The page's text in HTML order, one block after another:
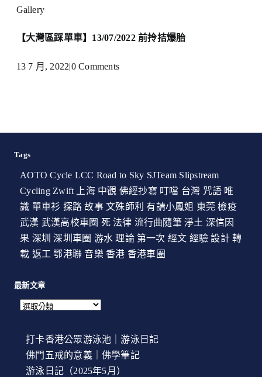
Gallery
【大灣區踩單車】13/07/2022 前拎拮爆胎
13 7 月, 2022|0 Comments
Tags
AOTO Cycle LCC Road to Sky SJTeam Slipstream
Cycling Zwift 上海 中觀 佛經抄寫 叮噹 台灣 咒語 唯
識 單車衫 探路 故事 文殊師利 有請小鳳姐 東莞 檢疫
武漢 武漢高校車圈 死 法律 流行曲隨筆 淨土 深信因
果 深圳 深圳車圈 游水 理論 第一次 經文 經驗 設計 轉
載 返工 鄂港聯 音樂 香港 香港車圈
最新文章
打卡香港公眾游泳池｜游泳日記
佛門五戒的意義｜佛學筆記
游泳日記（2025年5月）